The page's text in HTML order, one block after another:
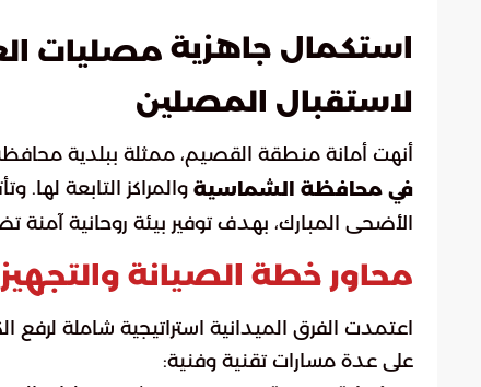
استكمال جاهزية مصليات
لاستقبال المصلين
أنهت أمانة منطقة القصيم، ممثلة ببلدية محافظة
في محافظة الشماسية والمراكز التابعة
الأضحى المبارك، بهدف توفير بيئة روحانية
محاور خطة الصيانة والتجهيز
اعتمدت الفرق الميدانية استراتيجية شاملة
على عدة مسارات تقنية وفنية: